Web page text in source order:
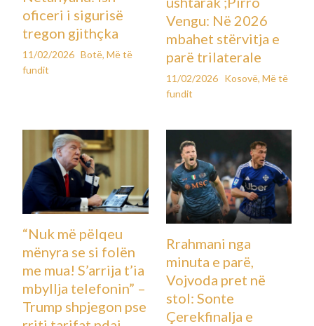
oficeri i sigurisë
tregon gjithçka
11/02/2026 Botë,Më të
fundit
Vengu: Në 2026
mbahet stërvitja e
parë trilaterale
11/02/2026 Kosovë, Më të
fundit
“Nuk më pëlqeu
mënyra se si folën
me mua! S’arrija t’ia
mbyllja telefonin” –
Trump shpjegon pse
Rrahmani nga
minuta e parë,
Vojvoda pret në
stol: Sonte
Çerekfinalja e